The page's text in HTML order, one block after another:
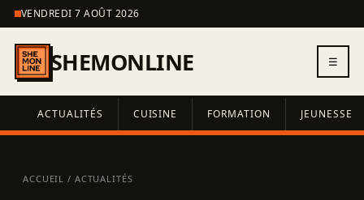
VENDREDI 7 AOÛT 2026
SHEMONLINE ☰
ACTUALITÉS CUISINE FORMATION JEUNESSE
ACCUEIL / ACTUALITÉS